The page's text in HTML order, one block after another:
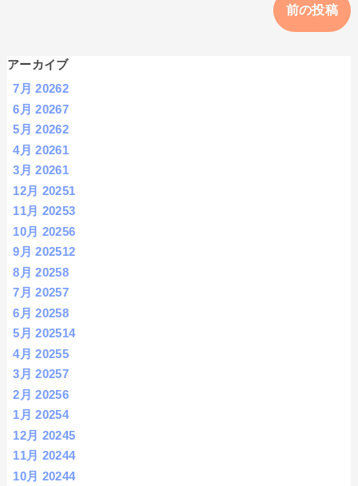
前の投稿
アーカイブ
7月 20262
6月 20267
5月 20262
4月 20261
3月 20261
12月 20251
11月 20253
10月 20256
9月 202512
8月 20258
7月 20257
6月 20258
5月 202514
4月 20255
3月 20257
2月 20256
1月 20254
12月 20245
11月 20244
10月 20244